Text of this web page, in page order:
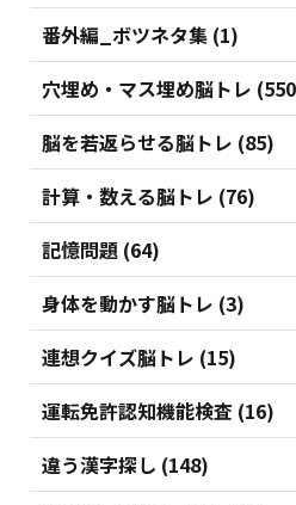
番外編_ボツネタ集 (1)
穴埋め・マス埋め脳トレ
脳を若返らせる脳トレ (85)
計算・数える脳トレ (76)
記憶問題 (64)
身体を動かす脳トレ (3)
連想クイズ脳トレ (15)
運転免許認知機能検査 (16)
違う漢字探し (148)